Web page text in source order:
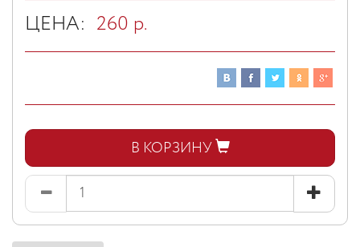
ЦЕНА: 260 р.
В КОРЗИНУ